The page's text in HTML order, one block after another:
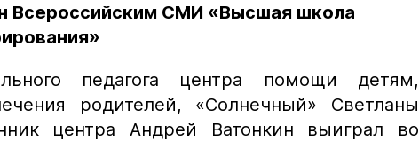
Всероссийским СМИ «Высшая школа
педагога центра помощи детям,
родителей, «Солнечный» Светланы
центра Андрей Ватонкин выиграл во